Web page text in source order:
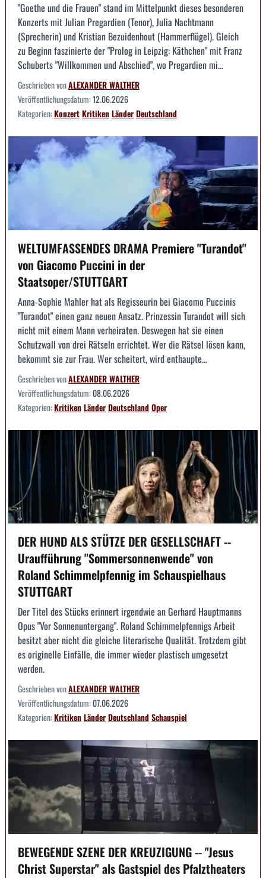
"Goethe und die Frauen" stand im Mittelpunkt dieses besonderen
Konzerts mit Julian Pregardien (Tenor), Julia Nachtmann
(Sprecherin) und Kristian Bezuidenhout (Hammerflügel). Gleich
zu Beginn faszinierte der "Prolog in Leipzig: Käthchen" mit Franz
Schuberts "Willkommen und Abschied", wo Pregardien mi...
Geschrieben vonALEXANDER WALTHER
Veröffentlichungsdatum:12.06.2026
Kategorien:KonzertKritikenLänderDeutschland
WELTUMFASSENDES DRAMA Premiere "Turandot"
von Giacomo Puccini in der
Staatsoper/STUTTGART
Anna-Sophie Mahler hat als Regisseurin bei Giacomo Puccinis
"Turandot" einen ganz neuen Ansatz. Prinzessin Turandot will sich
nicht mit einem Mann verheiraten. Deswegen hat sie einen
Schutzwall von drei Rätseln errichtet. Wer die Rätsel lösen kann,
bekommt sie zur Frau. Wer scheitert, wird enthaupte...
Geschrieben vonALEXANDER WALTHER
Veröffentlichungsdatum:08.06.2026
Kategorien:KritikenLänderDeutschlandOper
DER HUND ALS STÜTZE DER GESELLSCHAFT --
Uraufführung "Sommersonnenwende" von
Roland Schimmelpfennig im Schauspielhaus
STUTTGART
Der Titel des Stücks erinnert irgendwie an Gerhard Hauptmanns
Opus "Vor Sonnenuntergang". Roland Schimmelpfennigs Arbeit
besitzt aber nicht die gleiche literarische Qualität. Trotzdem gibt
es originelle Einfälle, die immer wieder plastisch umgesetzt
werden.
Geschrieben vonALEXANDER WALTHER
Veröffentlichungsdatum:07.06.2026
Kategorien:KritikenLänderDeutschlandSchauspiel
BEWEGENDE SZENE DER KREUZIGUNG -- "Jesus
Christ Superstar" als Gastspiel des Pfalztheaters